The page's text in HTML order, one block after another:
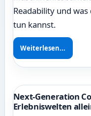
Readability und
tun kannst.
Weiterlesen...
Next-Generation
Erlebniswelten